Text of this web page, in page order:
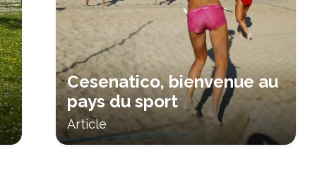
Cesenatico, bienvenue au
pays du sport
Article